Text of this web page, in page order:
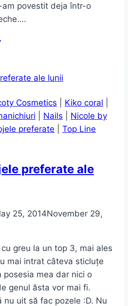
povestit deja într-o
Cosmetics Kiko coral
Nails
Nicole by
preferate
Top Line
preferate ale
25, 2014November 29,
greu la un top 3, mai ales
mai intrat câteva sticluțe
posesia mea dar nici o
genul ăsta vor mai fi.
nu uit să fac pozele :D. Nu